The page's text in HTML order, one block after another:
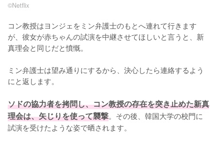
©︎Netflix
コン教授はヨンジェをミン弁護士のもとへ連れて行きます
が、彼女が赤ちゃんの試演を中継させてほしいと言うと、新
真理会と同じだと憤慨。
ミン弁護士は望み通りにするから、決心したら連絡するよう
にと返します。
ソドの協力者を拷問し、コン教授の存在を突き止めた新真
理会は、矢じりを使って襲撃。その後、韓国大学の校門に
試演を受けたような姿で晒されます。